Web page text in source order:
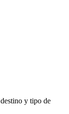
y tipo de